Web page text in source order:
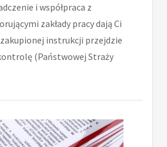
i współpraca z
zakłady pracy dają Ci
instrukcji przejdzie
(Państwowej Straży